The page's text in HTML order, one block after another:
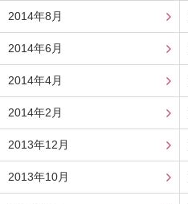
2014年8月
2014年6月
2014年4月
2014年2月
2013年12月
2013年10月